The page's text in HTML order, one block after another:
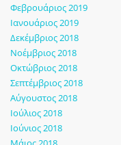
Φεβρουάριος 2019
Ιανουάριος 2019
Δεκέμβριος 2018
Νοέμβριος 2018
Οκτώβριος 2018
Σεπτέμβριος 2018
Αύγουστος 2018
Ιούλιος 2018
Ιούνιος 2018